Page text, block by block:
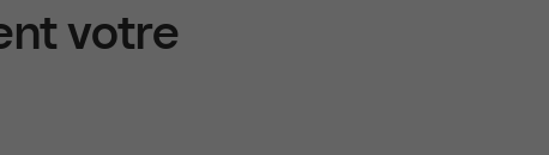
votre